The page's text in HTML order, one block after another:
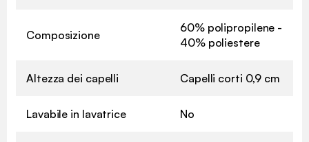
Composizione
60% polipropilene -
40% poliestere
Altezza dei capelli Capelli corti 0,9 cm
Lavabile in lavatrice No